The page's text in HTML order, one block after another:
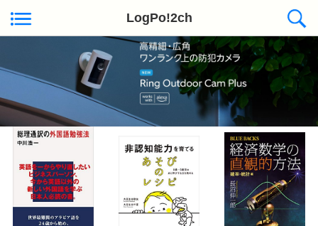
LogPo!2ch
Kindle日替わりセール ◆本日50冊が対象